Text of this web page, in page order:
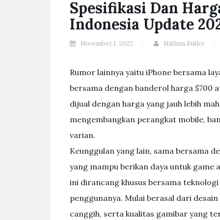
Spesifikasi Dan
Indonesia Update
November 1, 2022 Nathan Butler
Rumor lainnya yaitu iPhone bersama
bersama dengan banderol harga $700
dijual dengan harga yang jauh lebih
mengembangkan perangkat mobile,
varian.
Keunggulan yang lain, sama bersama
yang mampu berikan daya untuk game
ini dirancang khusus bersama
penggunanya. Mulai berasal dari
canggih, serta kualitas gamibar yang